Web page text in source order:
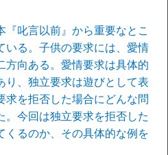
『叱言以前』から重要なとこ
いる。子供の要求には、愛情
方向ある。愛情要求は具体的
り、独立要求は遊びとして表
求を拒否した場合にどんな問
。今回は独立要求を拒否した
くるのか、その具体的な例を